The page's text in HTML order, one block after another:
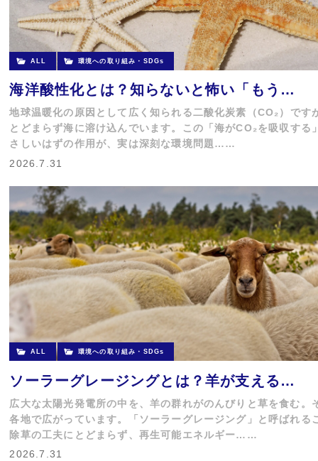
ALL 環境への取り組み・SDGs
海洋酸性化とは？知らないと怖い「もう…
地球温暖化の原因として広く知られる二酸化炭素（CO₂）です
とどまらず海に溶け込んでいます。この「海がCO₂を吸収する
さしいはずの作用が、実は深刻な環境問題……
2026.7.31
ALL 環境への取り組み・SDGs
ソーラーグレージングとは？羊が支える…
広大な太陽光発電所の中を、羊の群れがのんびりと草を食む。
各地で広がっています。「ソーラーグレージング」と呼ばれる
除草の工夫にとどまらず、再生可能エネルギー……
2026.7.31